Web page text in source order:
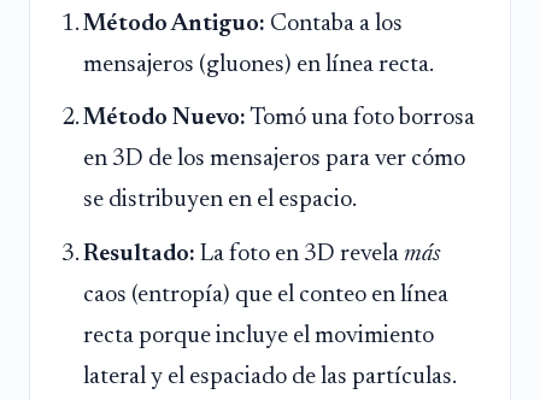
Método Antiguo: Contaba a los
mensajeros (gluones) en línea recta.
Método Nuevo: Tomó una foto borrosa
en 3D de los mensajeros para ver cómo
se distribuyen en el espacio.
Resultado: La foto en 3D revela más
caos (entropía) que el conteo en línea
recta porque incluye el movimiento
lateral y el espaciado de las partículas.